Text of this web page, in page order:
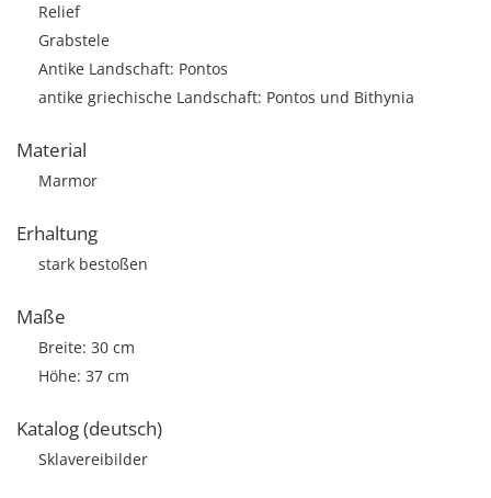
Relief
Grabstele
Antike Landschaft: Pontos
antike griechische Landschaft: Pontos und Bithynia
Material
Marmor
Erhaltung
stark bestoßen
Maße
Breite: 30 cm
Höhe: 37 cm
Katalog (deutsch)
Sklavereibilder